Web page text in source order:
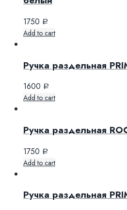
1750 Р
Add to cart
Ручка раздельная
1600 Р
Add to cart
Ручка раздельная
1750 Р
Add to cart
Ручка раздельная